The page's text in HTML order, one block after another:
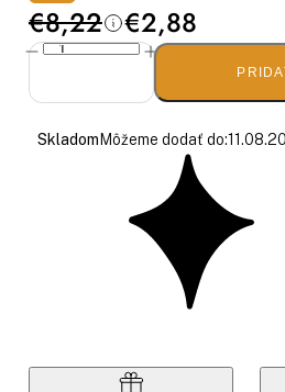
€8,22 €2,88
Skladom Môžeme dodať do: